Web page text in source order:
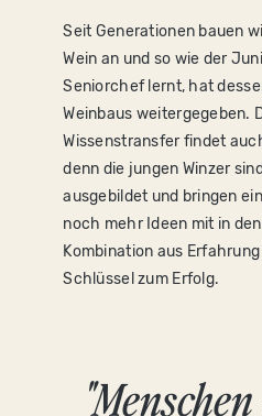
Seit Generationen bauen
Wein an und so wie der
Seniorchef lernt, hat
Weinbaus weitergegeben.
Wissenstransfer findet
denn die jungen Winzer
ausgebildet und bringen
noch mehr Ideen mit in
Kombination aus
Schlüssel zum Erfolg.